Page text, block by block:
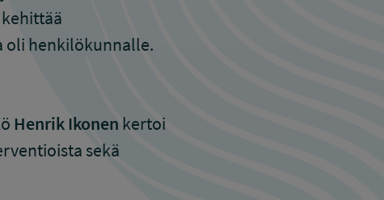
oli henkilökunnalle.
Henrik Ikonen kertoi
sekä